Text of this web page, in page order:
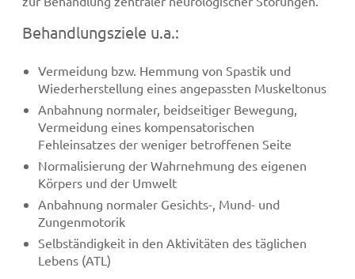
Behandlungsziele u.a.:
Vermeidung bzw. Hemmung von Spastik und
Wiederherstellung eines angepassten Muskeltonus
Anbahnung normaler, beidseitiger Bewegung,
Vermeidung eines kompensatorischen
Fehleinsatzes der weniger betroffenen Seite
Normalisierung der Wahrnehmung des eigenen
Körpers und der Umwelt
Anbahnung normaler Gesichts-, Mund- und
Zungenmotorik
Selbständigkeit in den Aktivitäten des täglichen
Lebens (ATL)